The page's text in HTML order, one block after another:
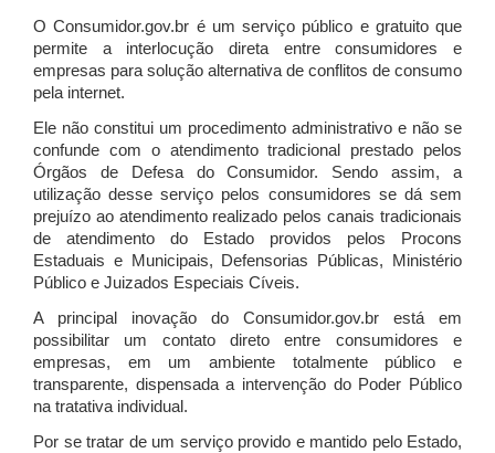
O Consumidor.gov.br é um serviço público e gratuito que
permite a interlocução direta entre consumidores e
empresas para solução alternativa de conflitos de consumo
pela internet.
Ele não constitui um procedimento administrativo e não se
confunde com o atendimento tradicional prestado pelos
Órgãos de Defesa do Consumidor. Sendo assim, a
utilização desse serviço pelos consumidores se dá sem
prejuízo ao atendimento realizado pelos canais tradicionais
de atendimento do Estado providos pelos Procons
Estaduais e Municipais, Defensorias Públicas, Ministério
Público e Juizados Especiais Cíveis.
A principal inovação do Consumidor.gov.br está em
possibilitar um contato direto entre consumidores e
empresas, em um ambiente totalmente público e
transparente, dispensada a intervenção do Poder Público
na tratativa individual.
Por se tratar de um serviço provido e mantido pelo Estado,